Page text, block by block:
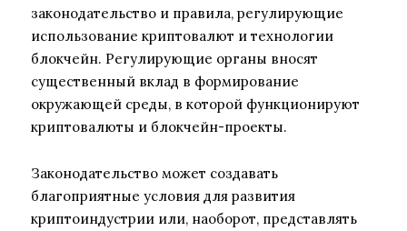
законодательство и правила, регулирующие
использование криптовалют и технологии
блокчейн. Регулирующие органы вносят
существенный вклад в формирование
окружающей среды, в которой функционируют
криптовалюты и блокчейн-проекты.
Законодательство может создавать
благоприятные условия для развития
криптоиндустрии или, наоборот, представлять